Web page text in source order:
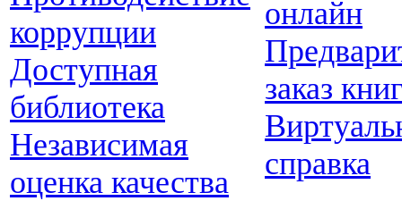
коррупции
Доступная
библиотека
Независимая
оценка качества
онлайн
заказ
справка